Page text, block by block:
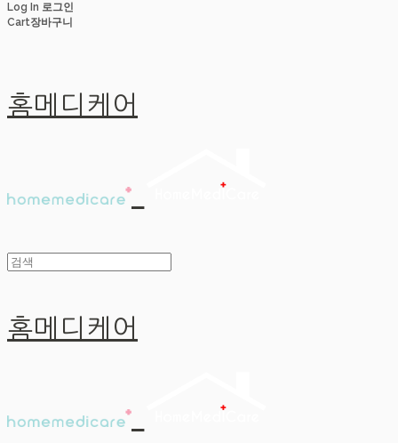
Log In 로그인
Cart장바구니
홈메디케어
홈메디케어